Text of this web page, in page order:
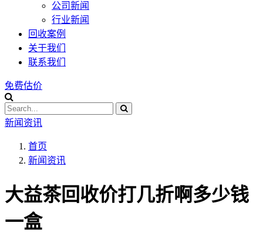
公司新闻
行业新闻
回收案例
关于我们
联系我们
免费估价
新闻资讯
首页
新闻资讯
大益茶回收价打几折啊多少钱
一盒